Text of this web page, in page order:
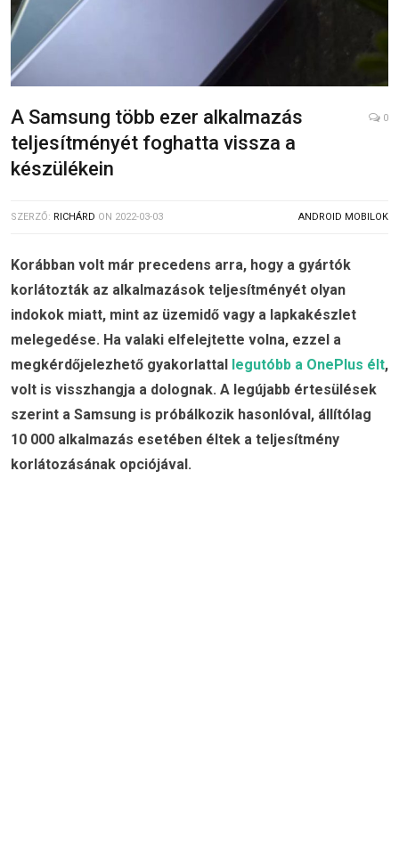
A Samsung több ezer alkalmazás
teljesítményét foghatta vissza a
készülékein
0
SZERZŐ: RICHÁRD ON 2022-03-03 ANDROID MOBILOK
Korábban volt már precedens arra, hogy a gyártók
korlátozták az alkalmazások teljesítményét olyan
indokok miatt, mint az üzemidő vagy a lapkakészlet
melegedése. Ha valaki elfelejtette volna, ezzel a
megkérdőjelezhető gyakorlattal
legutóbb a OnePlus élt,
volt is visszhangja a dolognak. A legújabb értesülések
szerint a Samsung is próbálkozik hasonlóval, állítólag
10 000 alkalmazás esetében éltek a teljesítmény
korlátozásának opciójával.